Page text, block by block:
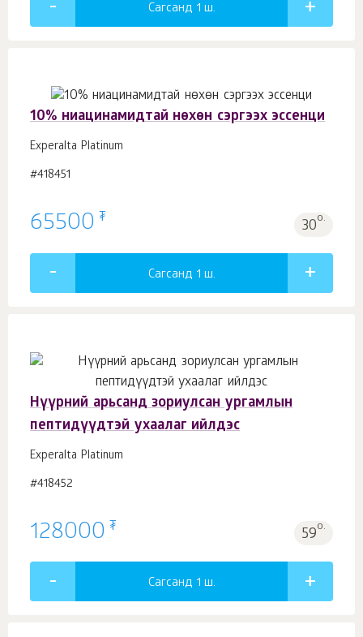
Сагсанд 1 ш.
10% ниацинамидтай нөхөн сэргээх эссенци
Experalta Platinum
#418451
65500 ₮ 30о.
Сагсанд 1 ш.
Нүүрний арьсанд зориулсан ургамлын
пептидүүдтэй ухаалаг ийлдэс
Experalta Platinum
#418452
128000 ₮ 59о.
Сагсанд 1 ш.